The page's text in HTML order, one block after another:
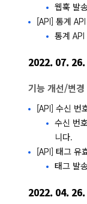
웹훅 발
[API] 통계
통계
2022. 07. 26.
기능 개선/변경
[API] 수신 번
수신 번
니다.
[API] 태그 유
태그 발
2022. 04. 26.